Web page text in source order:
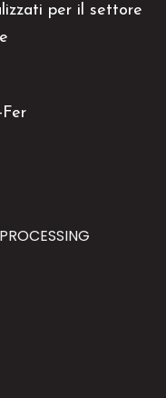
per il settore